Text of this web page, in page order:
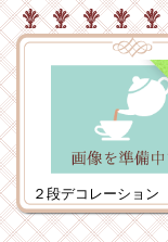
２段デコレーション